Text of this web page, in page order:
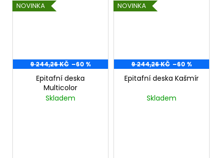
NOVINKA
9 244,26 KČ –60 %
Epitafní deska
Multicolor
Skladem
NOVINKA
9 244,26 KČ –60 %
Epitafní deska Kašmír
Skladem